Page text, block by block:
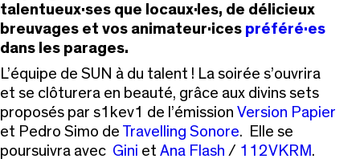
talentueux·ses que locaux·les, de délicieux
breuvages et vos animateur·ices préféré·es
dans les parages.
L’équipe de SUN à du talent ! La soirée s’ouvrira
et se clôturera en beauté, grâce aux divins sets
proposés par s1kev1 de l’émission Version Papier
et Pedro Simo de Travelling Sonore. Elle se
poursuivra avec Gini et Ana Flash / 112VKRM .